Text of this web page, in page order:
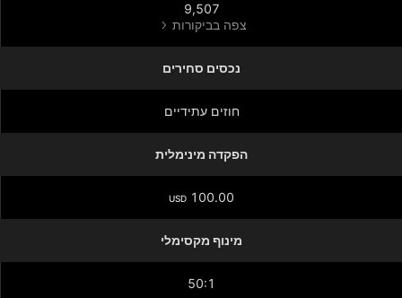
9,507
צפה בביקורות
נכסים סחירים
חוזים עתידיים
הפקדה מינימלית
100.00
USD
מינוף מקסימלי
50:1